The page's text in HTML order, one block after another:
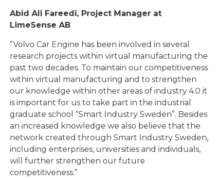
Abid Ali Fareedi, Project Manager at
LimeSense AB
”Volvo Car Engine has been involved in several
research projects within virtual manufacturing the
past two decades. To maintain our competitiveness
within virtual manufacturing and to strengthen
our knowledge within other areas of industry 4.0 it
is important for us to take part in the industrial
graduate school “Smart Industry Sweden”. Besides
an increased knowledge we also believe that the
network created through Smart Industry Sweden,
including enterprises, universities and individuals,
will further strengthen our future
competitiveness.”